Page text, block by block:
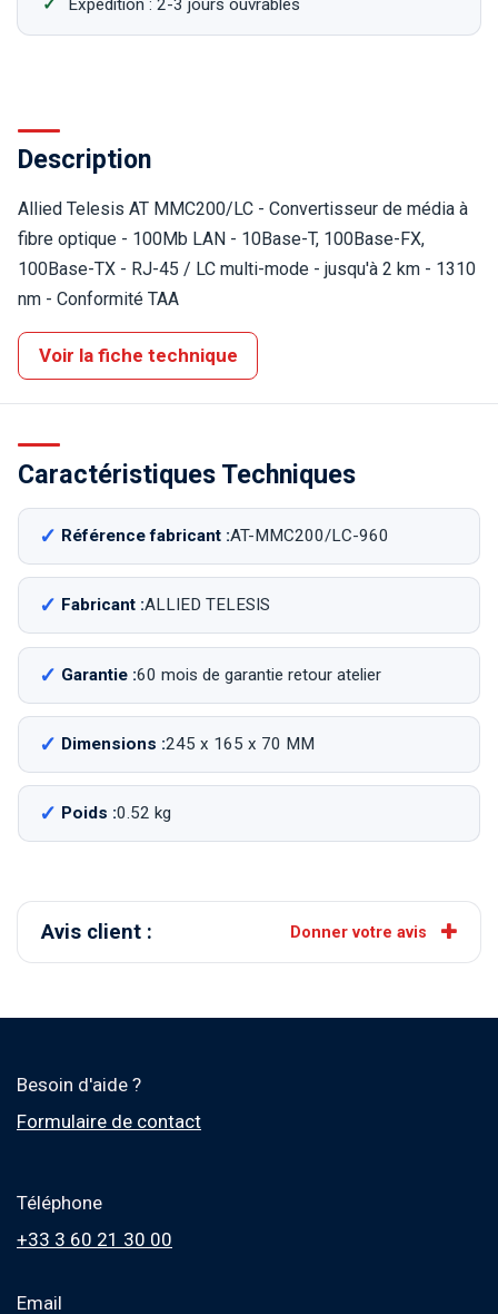
Expédition : 2-3 jours ouvrables
Description
Allied Telesis AT MMC200/LC - Convertisseur de média à
fibre optique - 100Mb LAN - 10Base-T, 100Base-FX,
100Base-TX - RJ-45 / LC multi-mode - jusqu'à 2 km - 1310
nm - Conformité TAA
Voir la fiche technique
Caractéristiques Techniques
Référence fabricant :AT-MMC200/LC-960
Fabricant :ALLIED TELESIS
Garantie :60 mois de garantie retour atelier
Dimensions :245 x 165 x 70 MM
Poids :0.52 kg
Avis client : Donner votre avis
Besoin d'aide ?
Formulaire de contact
Téléphone
+33 3 60 21 30 00
Email